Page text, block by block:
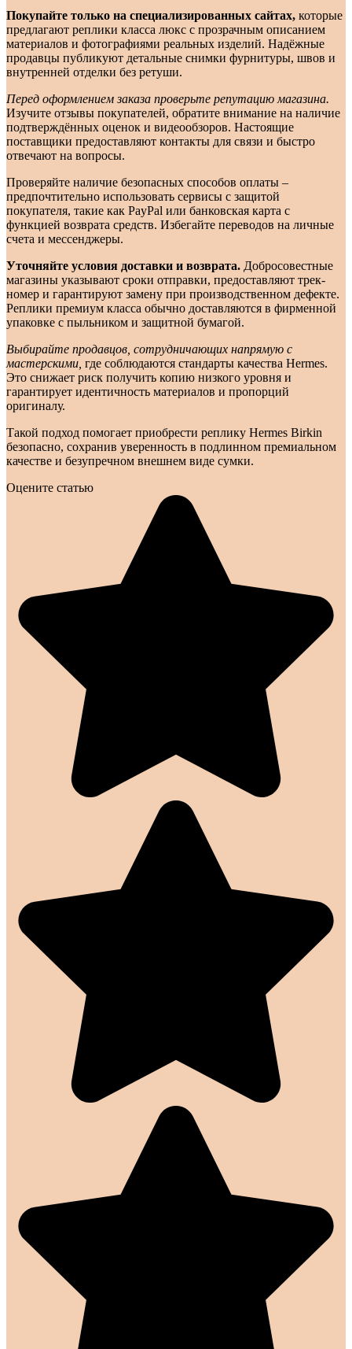
Покупайте только на специализированных сайтах, которые
предлагают реплики класса люкс с прозрачным описанием
материалов и фотографиями реальных изделий. Надёжные
продавцы публикуют детальные снимки фурнитуры, швов и
внутренней отделки без ретуши.
Перед оформлением заказа проверьте репутацию магазина.
Изучите отзывы покупателей, обратите внимание на наличие
подтверждённых оценок и видеообзоров. Настоящие
поставщики предоставляют контакты для связи и быстро
отвечают на вопросы.
Проверяйте наличие безопасных способов оплаты –
предпочтительно использовать сервисы с защитой
покупателя, такие как PayPal или банковская карта с
функцией возврата средств. Избегайте переводов на личные
счета и мессенджеры.
Уточняйте условия доставки и возврата. Добросовестные
магазины указывают сроки отправки, предоставляют трек-
номер и гарантируют замену при производственном дефекте.
Реплики премиум класса обычно доставляются в фирменной
упаковке с пыльником и защитной бумагой.
Выбирайте продавцов, сотрудничающих напрямую с
мастерскими, где соблюдаются стандарты качества Hermes.
Это снижает риск получить копию низкого уровня и
гарантирует идентичность материалов и пропорций
оригиналу.
Такой подход помогает приобрести реплику Hermes Birkin
безопасно, сохранив уверенность в подлинном премиальном
качестве и безупречном внешнем виде сумки.
Оцените статью